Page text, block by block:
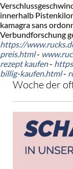
innerhalb
kamagra sans
Verbundforschung
https://
preis.html-
rezept kaufen-
billig-kaufen.html-
Woche der